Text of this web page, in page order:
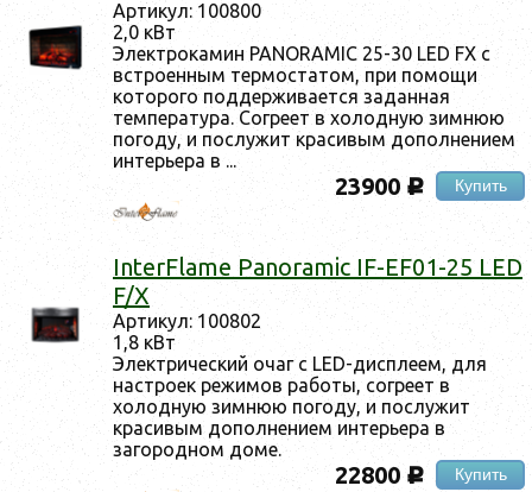
Артикул: 100800
2,0 кВт
Электрокамин PANORAMIC 25-30 LED FX с
встроенным термостатом, при помощи
которого поддерживается заданная
температура. Согреет в холодную зимнюю
погоду, и послужит красивым дополнением
интерьера в ...
23900 c Купить
InterFlame Panoramic IF-EF01-25 LED
F/X
Артикул: 100802
1,8 кВт
Электрический очаг с LED-дисплеем, для
настроек режимов работы, согреет в
холодную зимнюю погоду, и послужит
красивым дополнением интерьера в
загородном доме.
22800 c Купить